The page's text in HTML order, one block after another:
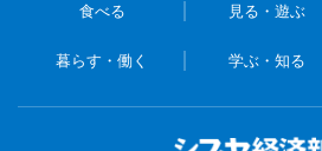
食べる 見る・遊ぶ
暮らす・働く 学ぶ・知る